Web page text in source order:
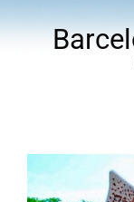
imagen